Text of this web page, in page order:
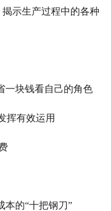
示生产过程中的各种
一块钱看自己的角色
挥有效运用
本的“十把钢刀”